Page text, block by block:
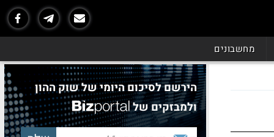
מחשבונים
הירשם לסיכום היומי של שוק ההון
ולמבזקים של